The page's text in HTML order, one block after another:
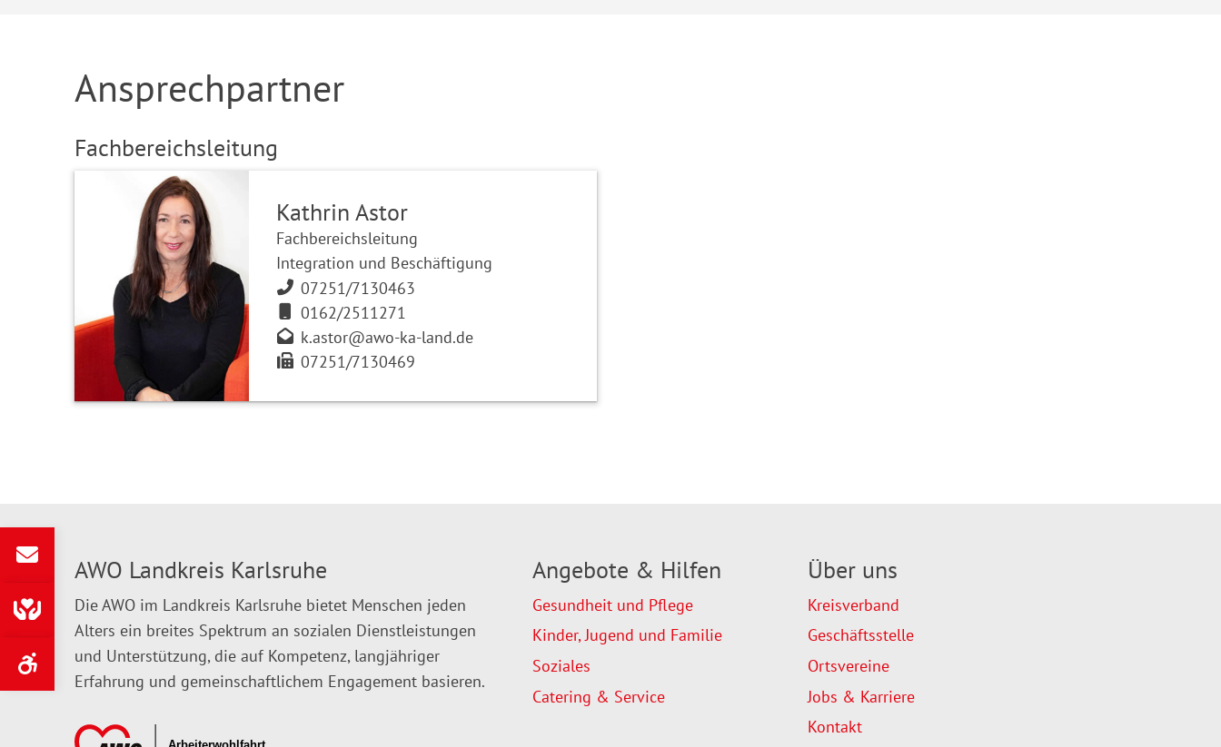
Ansprechpartner
Fachbereichsleitung
Kathrin Astor
Fachbereichsleitung
Integration und Beschäftigung
07251/7130463
0162/2511271
k.astor@awo-ka-land.de
07251/7130469
AWO Landkreis Karlsruhe
Die AWO im Landkreis Karlsruhe bietet Menschen jeden
Alters ein breites Spektrum an sozialen Dienstleistungen
und Unterstützung, die auf Kompetenz, langjähriger
Erfahrung und gemeinschaftlichem Engagement basieren.
Angebote & Hilfen
Gesundheit und Pflege
Kinder, Jugend und Familie
Soziales
Catering & Service
Über uns
Kreisverband
Geschäftsstelle
Ortsvereine
Jobs & Karriere
Kontakt